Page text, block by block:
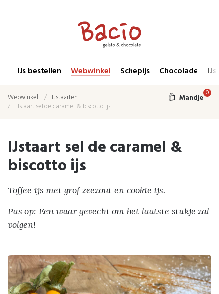
IJs bestellen Webwinkel Schepijs Chocolade
Webwinkel
IJstaarten
IJstaart sel de caramel & biscotto ijs
Mandje 0
IJstaart sel de caramel &
biscotto ijs
Toffee ijs met grof zeezout en cookie ijs.
Pas op: Een waar gevecht om het laatste stukje zal
volgen!